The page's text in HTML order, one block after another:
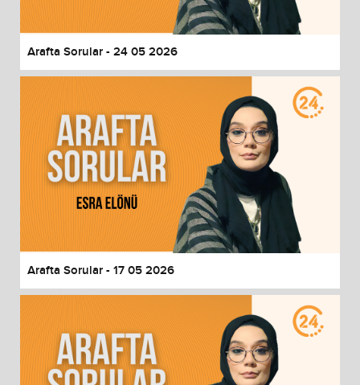
Arafta Sorular - 24 05 2026
Arafta Sorular - 17 05 2026